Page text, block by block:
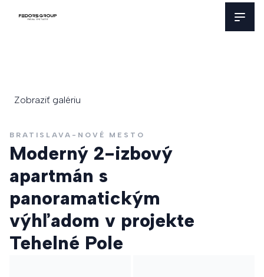
Zobraziť galériu
BRATISLAVA-NOVÉ MESTO
Moderný 2-izbový
apartmán s
panoramatickým
výhľadom v projekte
Tehelné Pole